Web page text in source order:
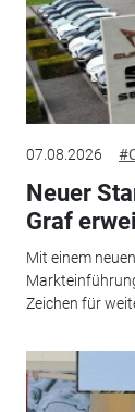
07.08.2026
Neuer
Graf
Mit einem
Zeichen für